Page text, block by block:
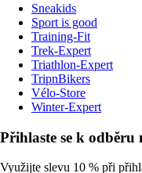
Sneakids
Sport is good
Training-Fit
Trek-Expert
Triathlon-Expert
TripnBikers
Vélo-Store
Winter-Expert
Přihlaste se k odběru
Využijte slevu 10 % při